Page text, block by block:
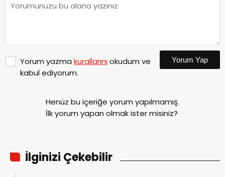
Yorum yazma kurallarınıokudum ve
kabul ediyorum.
Yorum Yap
Henüz bu içeriğe yorum yapılmamış.
İlk yorum yapan olmak ister misiniz?
İlginizi Çekebilir